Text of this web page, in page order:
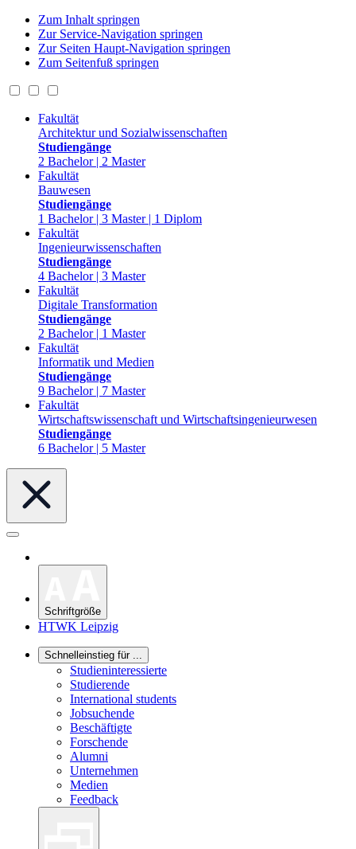
Zum Inhalt springen
Zur Service-Navigation springen
Zur Seiten Haupt-Navigation springen
Zum Seitenfuß springen
Fakultät
Architektur und Sozialwissenschaften
Studiengänge
2 Bachelor | 2 Master
Fakultät
Bauwesen
Studiengänge
1 Bachelor | 3 Master | 1 Diplom
Fakultät
Ingenieurwissenschaften
Studiengänge
4 Bachelor | 3 Master
Fakultät
Digitale Transformation
Studiengänge
2 Bachelor | 1 Master
Fakultät
Informatik und Medien
Studiengänge
9 Bachelor | 7 Master
Fakultät
Wirtschaftswissenschaft und Wirtschaftsingenieurwesen
Studiengänge
6 Bachelor | 5 Master
Schriftgröße
HTWK Leipzig
Schnelleinstieg für ...
Studieninteressierte
Studierende
International students
Jobsuchende
Beschäftigte
Forschende
Alumni
Unternehmen
Medien
Feedback